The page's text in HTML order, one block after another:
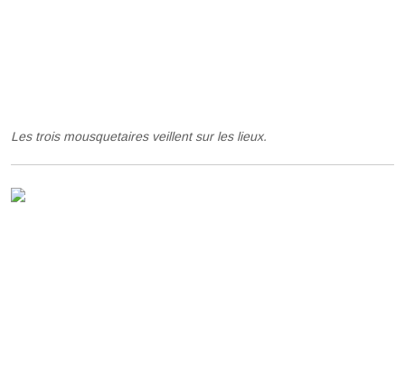
Les trois mousquetaires veillent sur les lieux.